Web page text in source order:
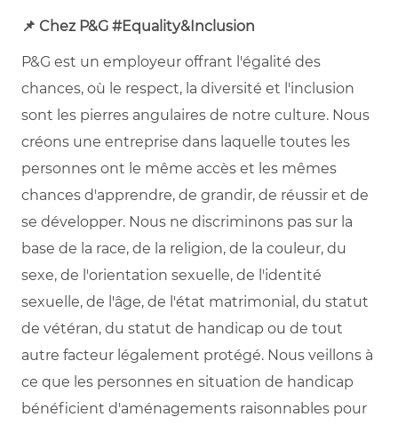
📌 Chez P&G #Equality&Inclusion
P&G est un employeur offrant l'égalité des
chances, où le respect, la diversité et l'inclusion
sont les pierres angulaires de notre culture. Nous
créons une entreprise dans laquelle toutes les
personnes ont le même accès et les mêmes
chances d'apprendre, de grandir, de réussir et de
se développer. Nous ne discriminons pas sur la
base de la race, de la religion, de la couleur, du
sexe, de l'orientation sexuelle, de l'identité
sexuelle, de l'âge, de l'état matrimonial, du statut
de vétéran, du statut de handicap ou de tout
autre facteur légalement protégé. Nous veillons à
ce que les personnes en situation de handicap
bénéficient d'aménagements raisonnables pour